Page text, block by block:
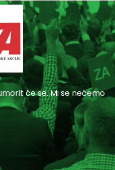
će se. Mi se nećemo